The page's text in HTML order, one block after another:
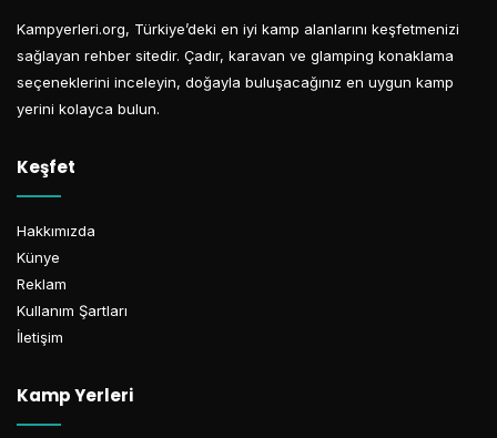
Kampyerleri.org, Türkiye’deki en iyi kamp alanlarını keşfetmenizi
sağlayan rehber sitedir. Çadır, karavan ve glamping konaklama
seçeneklerini inceleyin, doğayla buluşacağınız en uygun kamp
yerini kolayca bulun.
Keşfet
Hakkımızda
Künye
Reklam
Kullanım Şartları
İletişim
Kamp Yerleri